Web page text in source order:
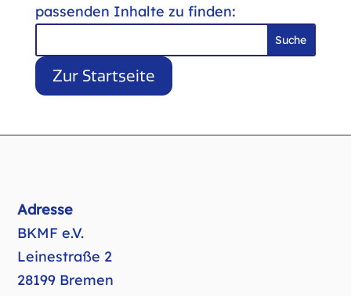
passenden Inhalte zu finden:
Zur Startseite
Adresse
BKMF e.V.
Leinestraße 2
28199 Bremen